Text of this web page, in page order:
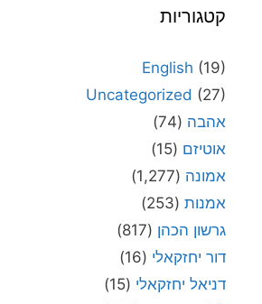
קטגוריות
English (19)
Uncategorized (27)
אהבה (74)
אוטיזם (15)
אמונה (1,277)
אמנות (253)
גרשון הכהן (817)
דור יחזקאלי (16)
דניאל יחזקאלי (15)